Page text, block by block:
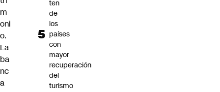
m
oni
o.
La
ba
nc
a
ten
de
los
países
con
mayor
recuperación
del
turismo